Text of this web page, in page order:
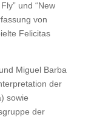
und “New
von
Felicitas
Miguel Barba
der
sowie
der